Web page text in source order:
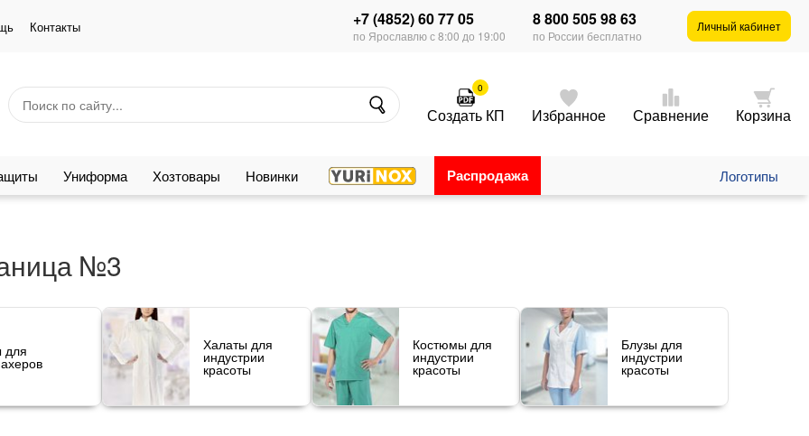
Контакты +7 (4852) 60 77 05
по Ярославлю с 8:00 до 19:00
8 800 505 98 63
по России бесплатно
Личный кабинет
0
Создать КП Избранное Сравнение Корзина
Униформа Хозтовары Новинки Распродажа Логотипы
№3
для Халаты для
индустрии
красоты
Костюмы для
индустрии
красоты
Блузы для
индустрии
красоты